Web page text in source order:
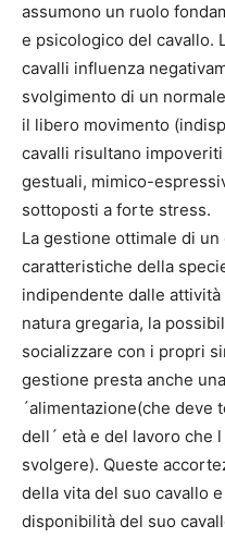
assumono un ruolo
e psicologico del cavallo.
cavalli influenza
svolgimento di un
il libero movimento
cavalli risultano
gestuali, mimico-
sottoposti a forte stress.
La gestione ottimale di
caratteristiche della
indipendente dalle
natura gregaria, la
socializzare con i propri
gestione presta anche
´alimentazione(che deve
dell´ età e del lavoro che
svolgere). Queste
della vita del suo cavallo
disponibilità del suo